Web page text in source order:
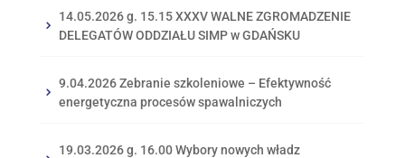
14.05.2026 g. 15.15 XXXV WALNE ZGROMADZENIE
DELEGATÓW ODDZIAŁU SIMP w GDAŃSKU
9.04.2026 Zebranie szkoleniowe – Efektywność
energetyczna procesów spawalniczych
19.03.2026 g. 16.00 Wybory nowych władz